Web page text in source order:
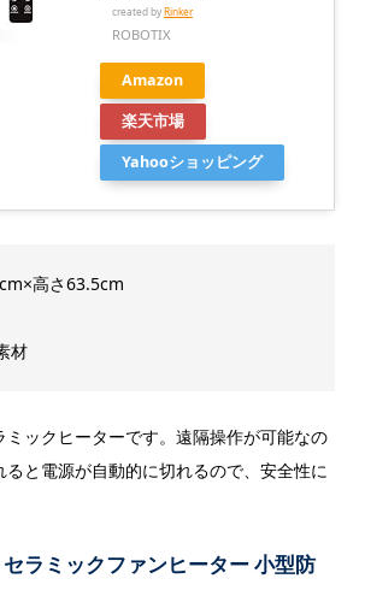
created byRinker
ROBOTIX
Amazon
楽天市場
Yahooショッピング
高さ63.5cm
材
ミックヒーターです。遠隔操作が可能なの
ると電源が自動的に切れるので、安全性に
ラミックファンヒーター 小型防